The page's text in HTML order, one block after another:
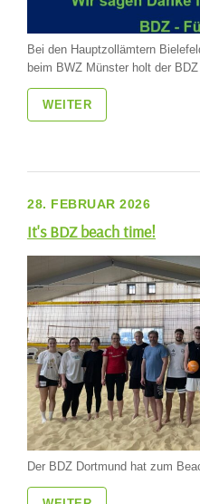
Bei den Hauptzollämtern
beim BWZ Münster holt der
WEITER
28. FEBRUAR 2026
It's BDZ beach time!
Der BDZ Dortmund hat zum